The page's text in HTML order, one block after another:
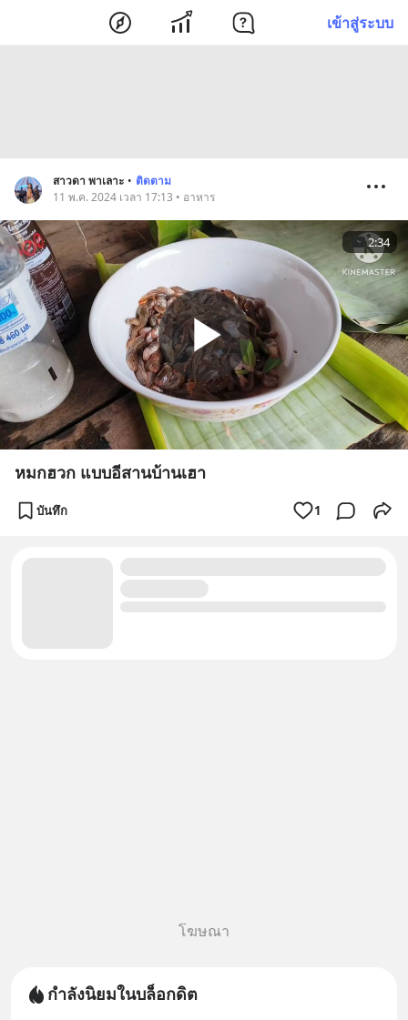
เข้าสู่ระบบ
สาวดา พาเลาะ • ติดตาม
11 พ.ค. 2024 เวลา 17:13 • อาหาร
2:34
หมกฮวก แบบอีสานบ้านเฮา
บันทึก 1
โฆษณา
กำลังนิยมในบล็อกดิต